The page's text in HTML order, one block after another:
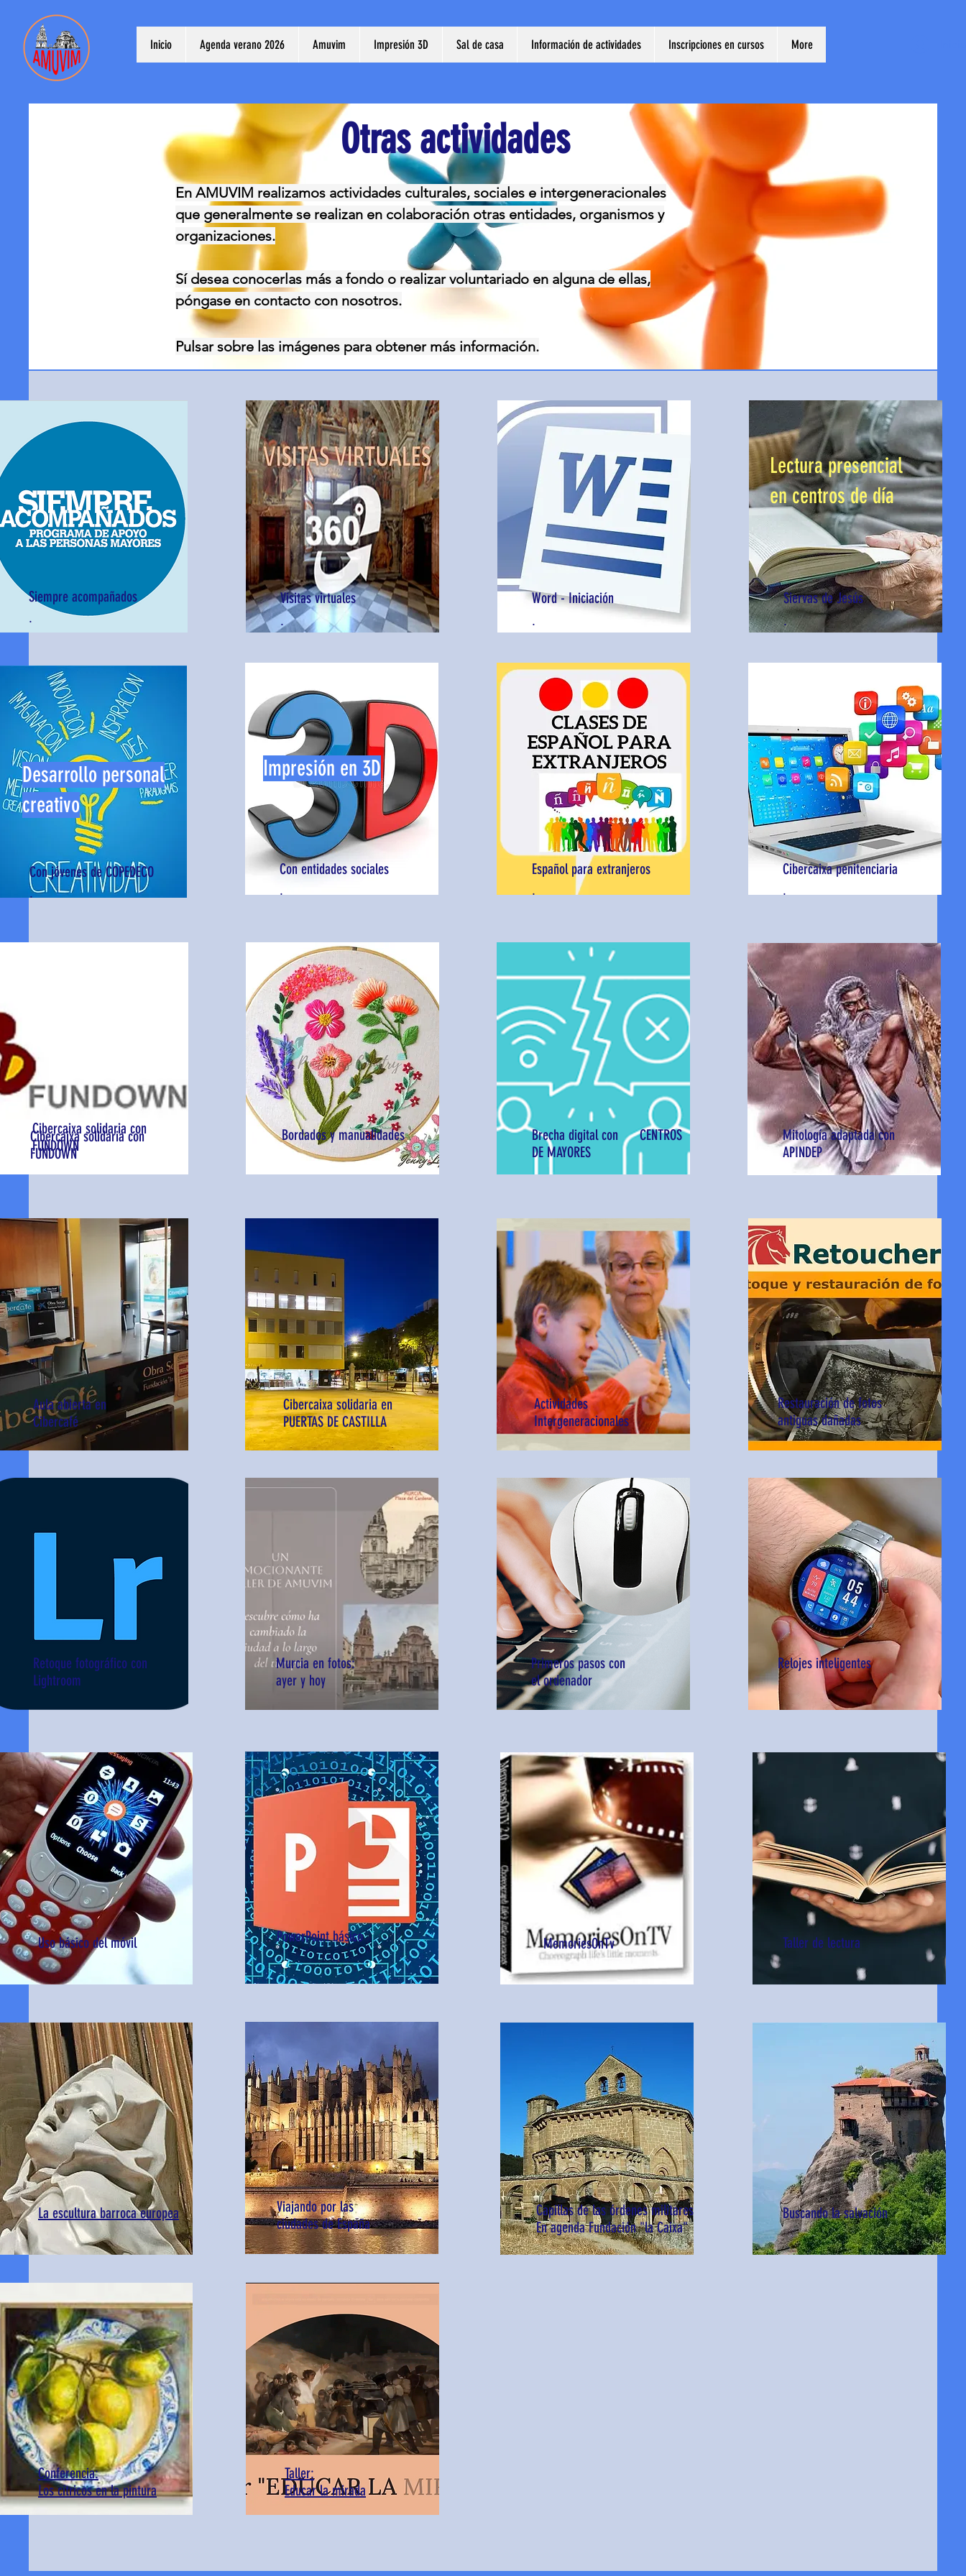
Inicio Agenda verano 2026 Amuvim Impresión 3D Sal de casa Información de actividades Inscripciones en cursos More
Otras actividades
En AMUVIM realizamos actividades culturales, sociales e intergeneracionales
que generalmente se realizan en colaboración otras entidades, organismos y
organizaciones.
Sí desea conocerlas más a fondo o realizar voluntariado en alguna de ellas,
póngase en contacto con nosotros.
Pulsar sobre las imágenes para obtener más información.
Siempre acompañados
.
Visitas virtuales
.
Word - Iniciación
.
Siervas de Jesús
.
Lectura presencial
en centros de día
Desarrollo personal
creativo
Con jóvenes de COPEDECO
.
Impresión en 3D
Con entidades sociales
.
Español para extranjeros
.
Cibercaixa penitenciaria
.
Cibercaixa solidaria con
FUNDOWN
Cibercaixa solidaria con
FUNDOWN
Aula abierta en
Cibercafé
Retoque fotográfico con
Lightroom
Uso básico del móvil
La escultura barroca europea
Conferencia:
Los cítricos en la pintura
Bordados y manualidades
Cibercaixa solidaria en
PUERTAS DE CASTILLA
Murcia en fotos:
ayer y hoy
PowerPoint básico
Viajando por las
ciudades de España
Taller:
Educar la mirada
Brecha digital con CENTROS
DE MAYORES
Actividades
Intergeneracionales
Primeros pasos con
el ordenador
MemoriesOnTv
Capillas de las órdenes militares
En agenda Fundación "la Caixa"
Mitología adaptada con
APINDEP
Restauración de fotos
antiguas dañadas
Relojes inteligentes
Taller de lectura
Buscando la salvación